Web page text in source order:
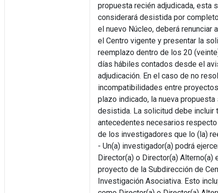
propuesta recién adjudicada, esta
considerará desistida por
el nuevo Núcleo, deberá renunciar
el Centro vigente y presentar la
reemplazo dentro de los 20
días hábiles contados desde el
adjudicación. En el caso de no
incompatibilidades entre
plazo indicado, la nueva propuesta
desistida. La solicitud debe incluir
antecedentes necesarios
de los investigadores que lo (la)
- Un(a) investigador(a) podrá
Director(a) o Director(a) Alterno(a)
proyecto de la Subdirección de
Investigación Asociativa. Esto